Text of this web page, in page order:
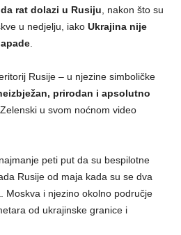
da rat dolazi u Rusiju, nakon što su
u nedjelju, iako Ukrajina nije
.
Rusije – u njezine simboličke
prirodan i apsolutno
u svom noćnom video
peti put da su bespilotne
Rusije od maja kada su se dva
Moskva i njezino okolno područje
od ukrajinske granice i